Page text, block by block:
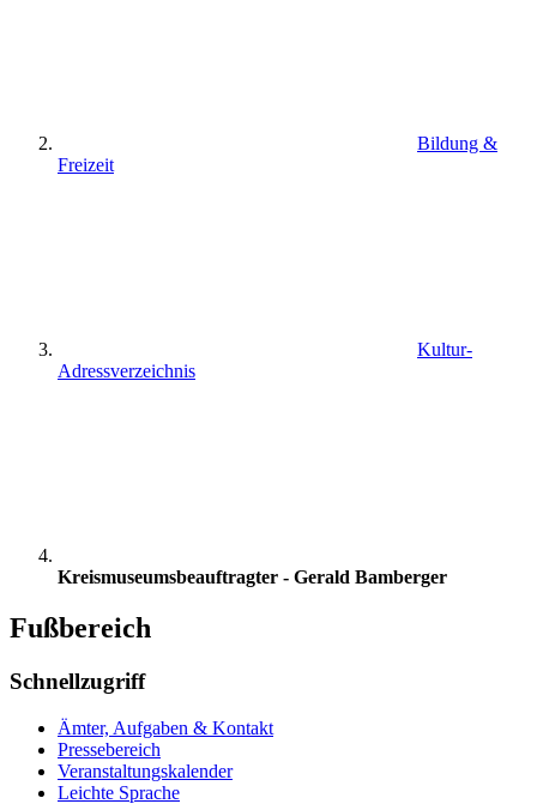
Bildung &
Freizeit
Kultur-
Adressverzeichnis
Kreismuseumsbeauftragter - Gerald Bamberger
Fußbereich
Schnellzugriff
Ämter, Aufgaben & Kontakt
Pressebereich
Veranstaltungskalender
Leichte Sprache